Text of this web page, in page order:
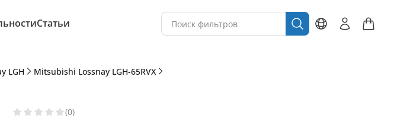
Статьи
LGH
Mitsubishi Lossnay LGH-65RVX
(0)